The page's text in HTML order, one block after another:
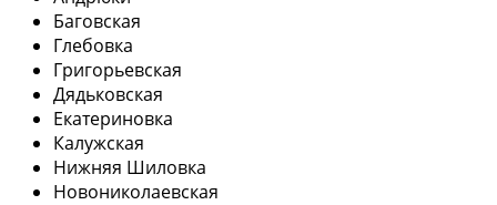
Баговская
Глебовка
Григорьевская
Дядьковская
Екатериновка
Калужская
Нижняя Шиловка
Новониколаевская